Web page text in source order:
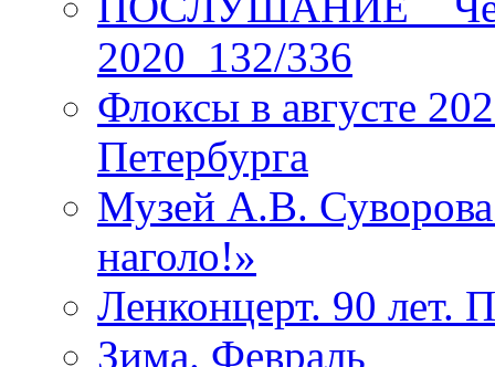
2020_132/336
Флоксы в августе
Петербурга
Музей А.В.
наголо!»
Ленконцерт. 90 лет.
Зима. Февраль